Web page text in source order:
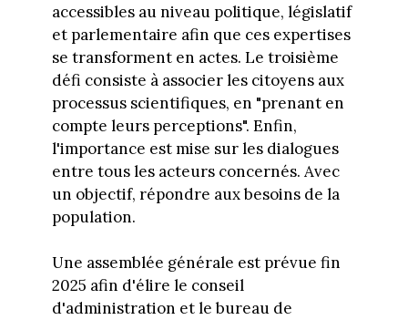
accessibles au niveau politique, législatif
et parlementaire afin que ces expertises
se transforment en actes. Le troisième
défi consiste à associer les citoyens aux
processus scientifiques, en "prenant en
compte leurs perceptions". Enfin,
l'importance est mise sur les dialogues
entre tous les acteurs concernés. Avec
un objectif, répondre aux besoins de la
population.
Une assemblée générale est prévue fin
2025 afin d'élire le conseil
d'administration et le bureau de